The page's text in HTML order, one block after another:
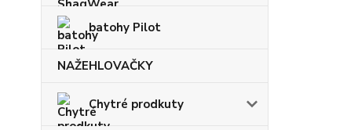
batohy Pilot
NAŽEHLOVAČKY
Chytré prodkuty